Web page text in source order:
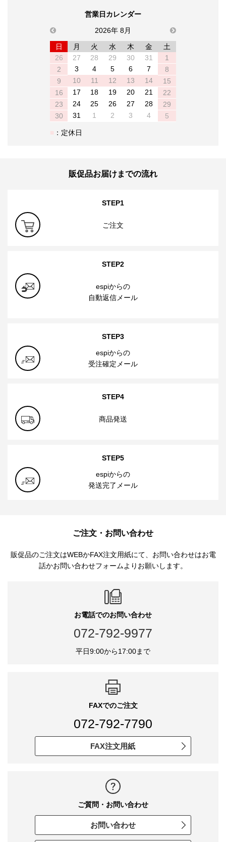
営業日カレンダー
previous
2026年 8月
next
日
月 火 水 木 金
土
26
27 28 29 30 31
1
2
3 4 5 6 7
8
9
10 11 12 13 14
15
16
17 18 19 20 21
22
23
24 25 26 27 28
29
30
31 1 2 3 4 5
：定休日
販促品お届けまでの流れ
STEP1
ご注文
STEP2
espiからの
自動返信メール
STEP3
espiからの
受注確定メール
STEP4
商品発送
STEP5
espiからの
発送完了メール
ご注文・お問い合わせ
販促品のご注文はWEBかFAX注文用紙にて、お問い合わせはお電
話かお問い合わせフォームよりお願いします。
お電話でのお問い合わせ
072-792-9977
平日9:00から17:00まで
FAXでのご注文
072-792-7790
FAX注文用紙
ご質問・お問い合わせ
お問い合わせ